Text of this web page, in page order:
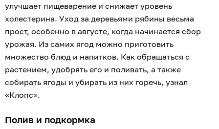
улучшает пищеварение и снижает уровень
холестерина. Уход за деревьями рябины весьма
прост, особенно в августе, когда начинается сбор
урожая. Из самих ягод можно приготовить
множество блюд и напитков. Как обращаться с
растением, удобрять его и поливать, а также
собирать ягоды и убирать из них горечь, узнал
«Клопс».
Полив и подкормка